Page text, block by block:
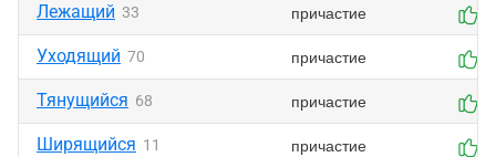
Лежащий 33 причастие
Уходящий 70 причастие
Тянущийся 68 причастие
Ширящийся 11 причастие